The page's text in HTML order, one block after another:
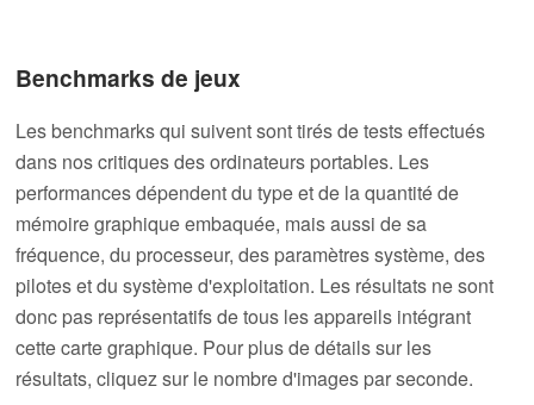
Benchmarks de jeux
Les benchmarks qui suivent sont tirés de tests effectués
dans nos critiques des ordinateurs portables. Les
performances dépendent du type et de la quantité de
mémoire graphique embaquée, mais aussi de sa
fréquence, du processeur, des paramètres système, des
pilotes et du système d'exploitation. Les résultats ne sont
donc pas représentatifs de tous les appareils intégrant
cette carte graphique. Pour plus de détails sur les
résultats, cliquez sur le nombre d'images par seconde.